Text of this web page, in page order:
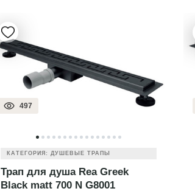
497
КАТЕГОРИЯ: ДУШЕВЫЕ ТРАПЫ
Трап для душа Rea Greek
Black matt 700 N G8001